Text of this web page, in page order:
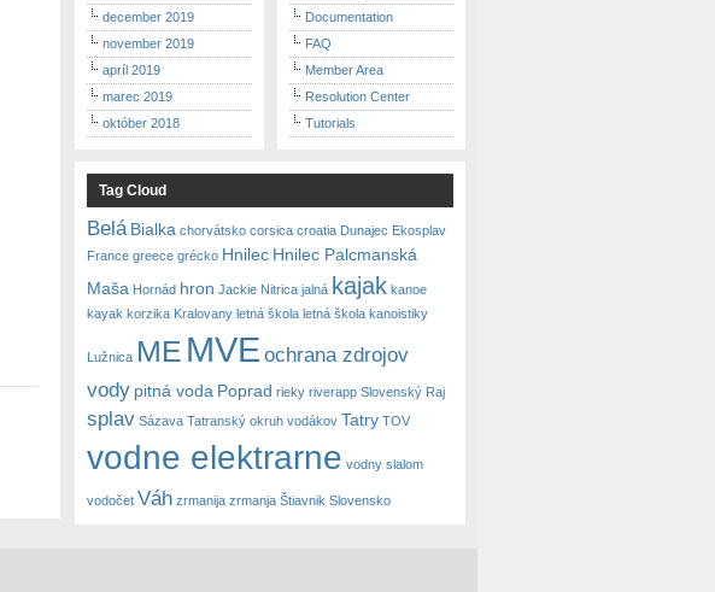
december 2019
november 2019
apríl 2019
marec 2019
október 2018
Documentation
FAQ
Member Area
Resolution Center
Tutorials
Tag Cloud
Belá Bialka chorvátsko corsica croatia Dunajec Ekosplav
France greece grécko Hnilec Hnilec Palcmanská
Maša Hornád hron Jackie Nitrica jalná kajak kanoe
kayak korzika Kralovany letná škola letná škola kanoistiky
Lužnica ME MVE ochrana zdrojov
vody pitná voda Poprad rieky riverapp Slovenský Raj
splav Sázava Tatranský okruh vodákov Tatry TOV
vodne elektrarne vodny slalom
vodočet Váh zrmanija zrmanja Štiavnik Slovensko